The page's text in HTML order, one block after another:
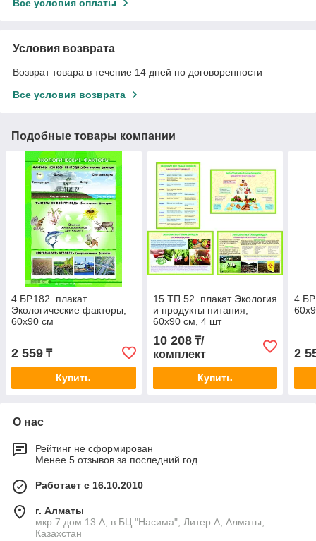
Все условия оплаты
Условия возврата
Возврат товара в течение 14 дней по договоренности
Все условия возврата
Подобные товары компании
4.БР.182. плакат
Экологические факторы,
60х90 см
2 559 ₸
Купить
15.ТП.52. плакат Экология
и продукты питания,
60х90 см, 4 шт
10 208₸/
комплект
Купить
2
О нас
Рейтинг не сформирован
Менее 5 отзывов за последний год
Работает с 16.10.2010
г. Алматы
мкр.7 дом 13 А, в БЦ "Насима", Литер А, Алматы,
Казахстан